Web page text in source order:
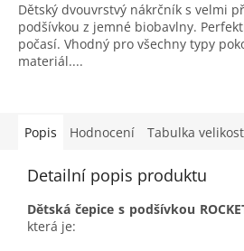
Dětský dvouvrstvý nákrčník s velmi
podšívkou z jemné biobavlny.
počasí. Vhodný pro všechny typy
materiál....
Popis Hodnocení Tabulka
Detailní popis produktu
Dětská čepice s podšívkou
která je: